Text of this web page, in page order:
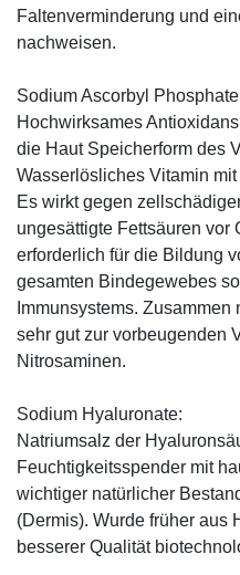
Faltenverminderung und
nachweisen.
Sodium Ascorbyl
Hochwirksames
die Haut Speicherform des
Wasserlösliches Vitamin
Es wirkt gegen
ungesättigte Fettsäuren vor
erforderlich für die Bildung
gesamten Bindegewebes
Immunsystems.
sehr gut zur vorbeugenden
Nitrosaminen.
Sodium Hyaluronate:
Natriumsalz der
Feuchtigkeitsspender mit
wichtiger natürlicher
(Dermis). Wurde früher aus
besserer Qualität